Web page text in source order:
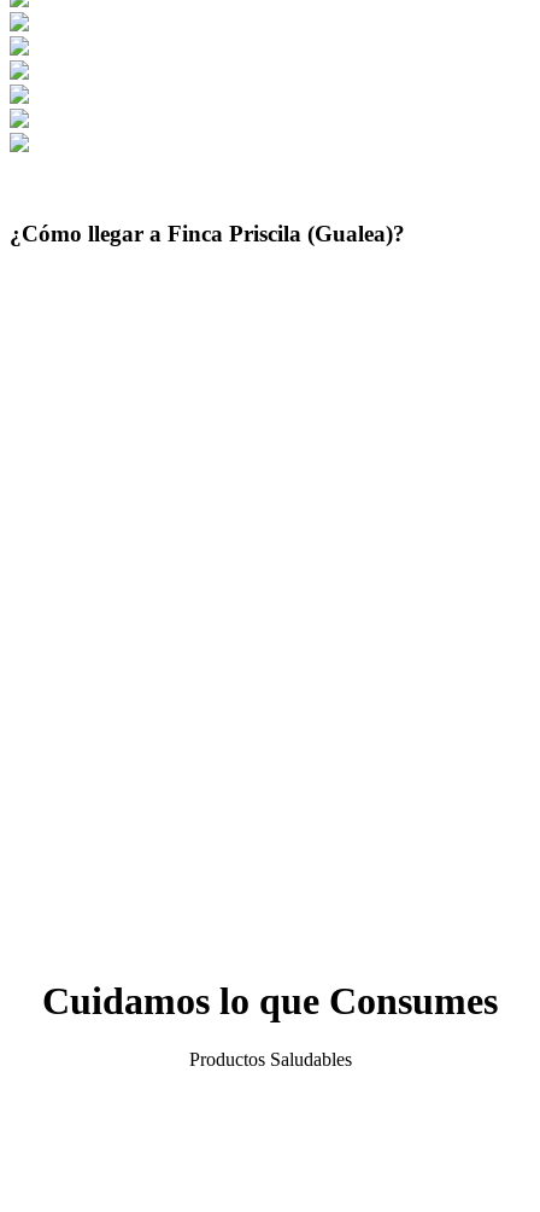
¿Cómo llegar a Finca Priscila (Gualea)?
Cuidamos lo que Consumes
Productos Saludables